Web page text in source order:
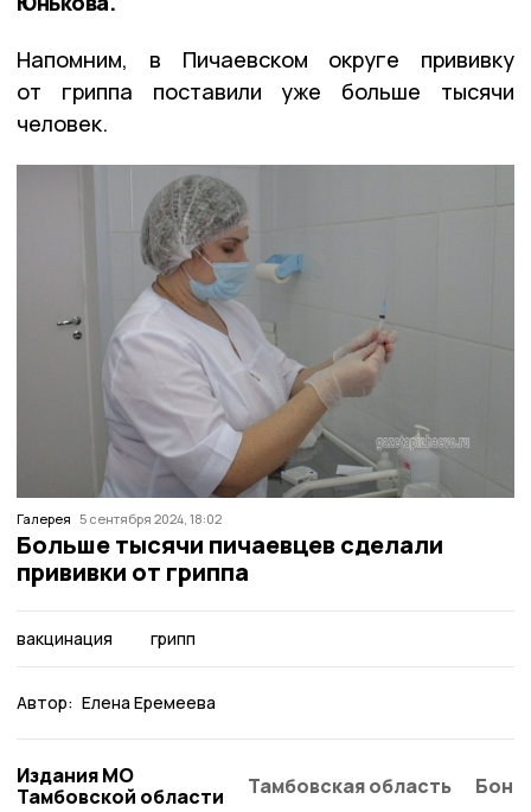
Напомним, в Пичаевском округе прививку
от гриппа поставили уже больше тысячи
человек.
Галерея 5 сентября 2024, 18:02
Больше тысячи пичаевцев сделали
прививки от гриппа
вакцинация грипп
Автор: Елена Еремеева
Издания МО
Тамбовской области
Тамбовская область